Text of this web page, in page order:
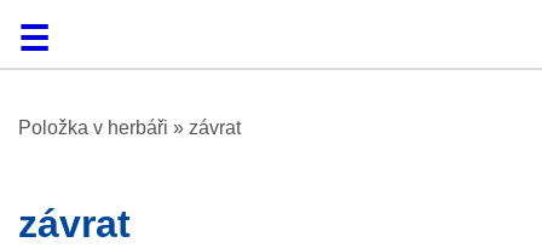
DomůProhlížení
O platformě
Nápověda
KontaktDigitalia
Položka v herbáři » závrat
závrat